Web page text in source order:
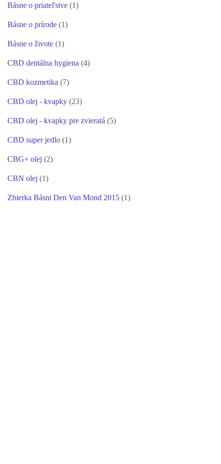
Básne o priateľstve (1)
Básne o prírode (1)
Básne o živote (1)
CBD dentálna hygiena (4)
CBD kozmetika (7)
CBD olej - kvapky (23)
CBD olej - kvapky pre zvieratá (5)
CBD super jedlo (1)
CBG+ olej (2)
CBN olej (1)
Zbierka Básni Den Van Mond 2015 (1)